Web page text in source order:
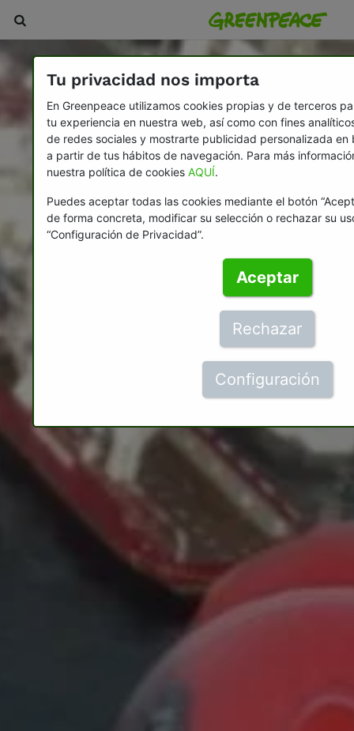
Tu privacidad nos importa
En Greenpeace utilizamos cookies propias y de terceros
tu experiencia en nuestra web, así como con fines
de redes sociales y mostrarte publicidad personalizada en
a partir de tus hábitos de navegación. Para más
nuestra política de cookiesAQUÍ.
Puedes aceptar todas las cookies mediante el botón
de forma concreta, modificar su selección o rechazar su
“Configuración de Privacidad”.
Aceptar
Rechazar
Configuración